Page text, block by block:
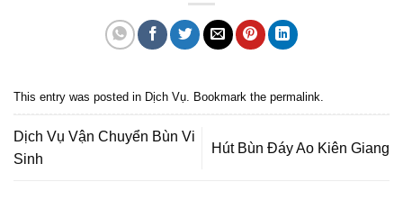
This entry was posted in Dịch Vụ. Bookmark the permalink.
Dịch Vụ Vận Chuyển Bùn Vi
Sinh
Hút Bùn Đáy Ao Kiên Giang